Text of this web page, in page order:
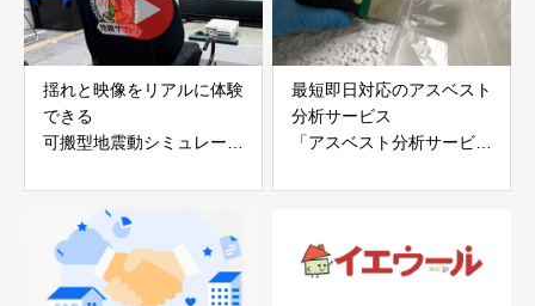
揺れと映像をリアルに体験
できる
可搬型地震動シミュレータ
白山工業株式会社
最短即日対応のアスベスト
分析サービス
「アスベスト分析サービ